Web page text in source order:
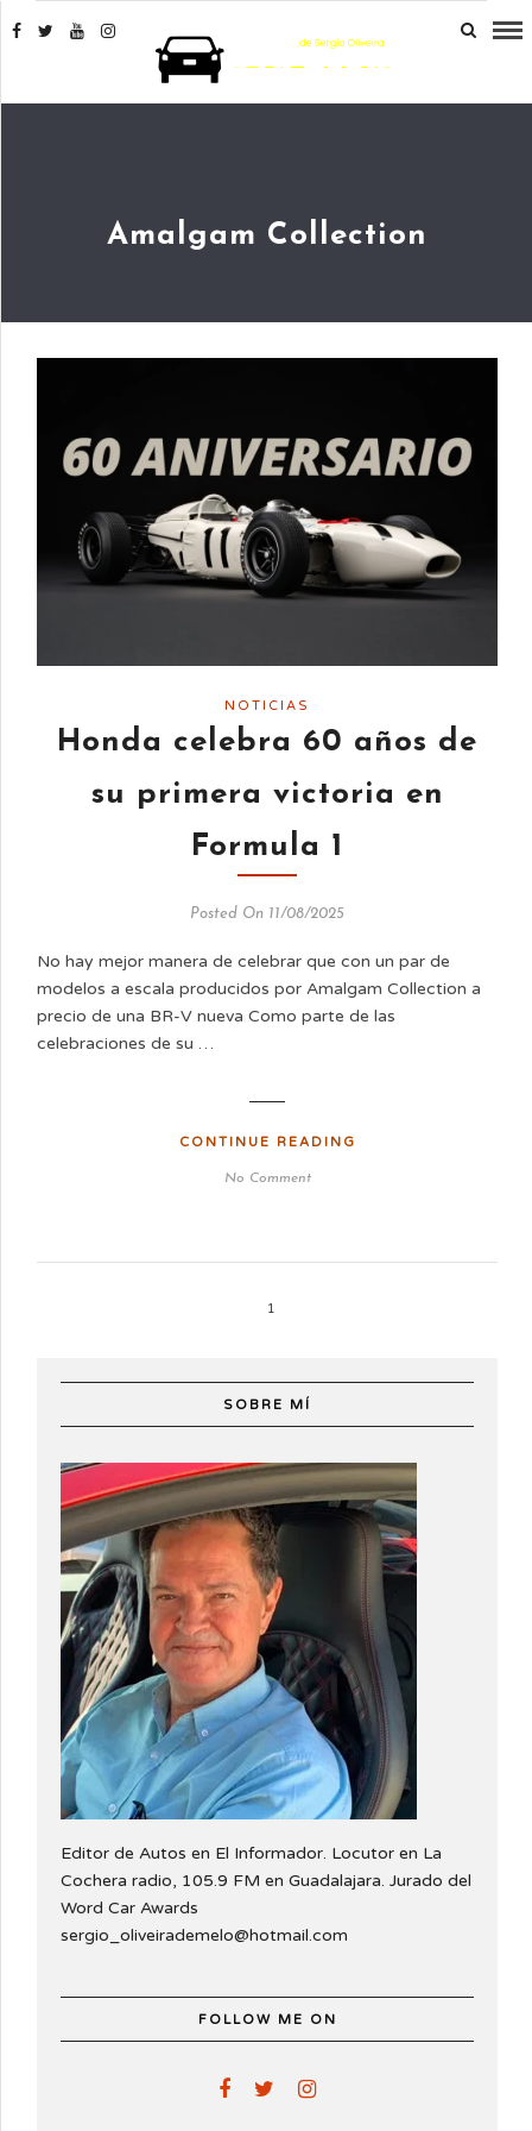
Amalgam Collection
NOTICIAS
Honda celebra 60 años de
su primera victoria en
Formula 1
Posted On 11/08/2025
No hay mejor manera de celebrar que con un par de
modelos a escala producidos por Amalgam Collection a
precio de una BR-V nueva Como parte de las
celebraciones de su …
CONTINUE READING
No Comment
1
SOBRE MÍ
Editor de Autos en El Informador. Locutor en La
Cochera radio, 105.9 FM en Guadalajara. Jurado del
Word Car Awards
sergio_oliveirademelo@hotmail.com
FOLLOW ME ON